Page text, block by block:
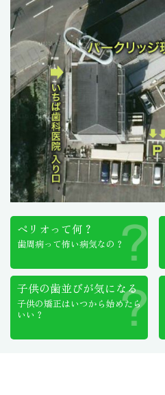
ペリオって何？
歯周病って怖い病気なの？
子供の歯並びが気になる
子供の矯正はいつから始めたら
いい？